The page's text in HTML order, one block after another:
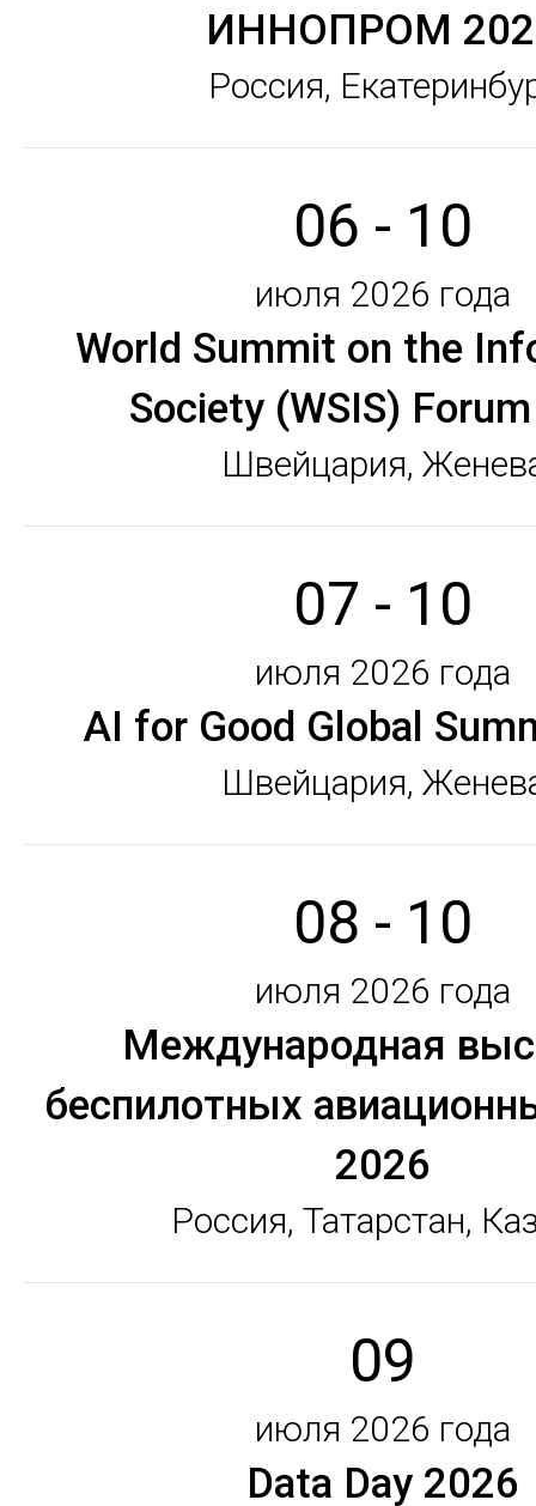
ИННОПРОМ
Россия,
06 - 10
июля 2026 года
World Summit on the
Society (WSIS)
Швейцария,
07 - 10
июля 2026 года
AI for Good Global
Швейцария,
08 - 10
июля 2026 года
Международная
беспилотных
2026
Россия, Татарстан,
09
июля 2026 года
Data Day 2026